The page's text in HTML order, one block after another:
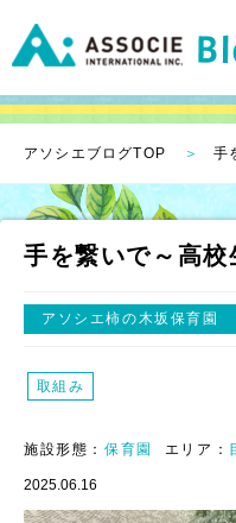
アソシエブログTOP 手
手を繋いで～高校
アソシエ柿の木坂保育園
取組み
施設形態： 保育園 エリア：
2025.06.16